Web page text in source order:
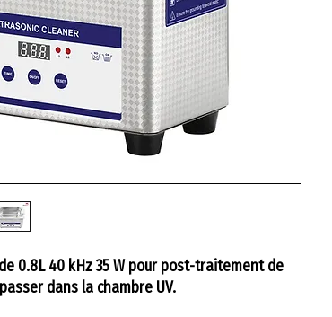
0.8L 40 kHz 35 W pour post-traitement de
dans la chambre UV.